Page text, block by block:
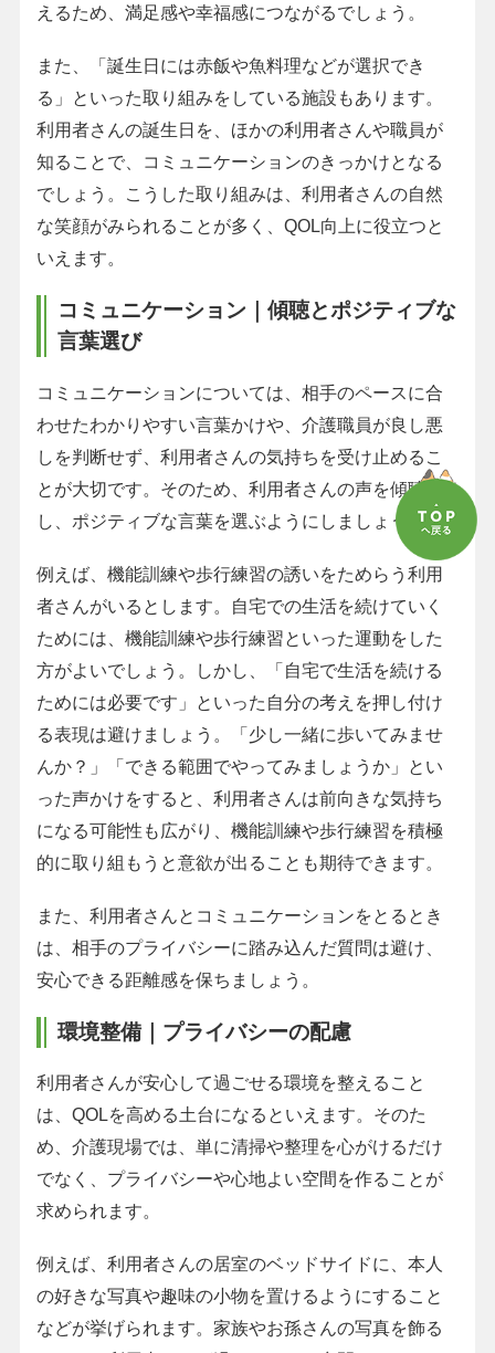
えるため、満足感や幸福感につながるでしょう。
また、「誕生日には赤飯や魚料理などが選択でき
る」といった取り組みをしている施設もあります。
利用者さんの誕生日を、ほかの利用者さんや職員が
知ることで、コミュニケーションのきっかけとなる
でしょう。こうした取り組みは、利用者さんの自然
な笑顔がみられることが多く、QOL向上に役立つと
いえます。
コミュニケーション｜傾聴とポジティブな
言葉選び
コミュニケーションについては、相手のペースに合
わせたわかりやすい言葉かけや、介護職員が良し悪
しを判断せず、利用者さんの気持ちを受け止めるこ
とが大切です。そのため、利用者さんの声を傾聴
し、ポジティブな言葉を選ぶようにしましょう。
例えば、機能訓練や歩行練習の誘いをためらう利用
者さんがいるとします。自宅での生活を続けていく
ためには、機能訓練や歩行練習といった運動をした
方がよいでしょう。しかし、「自宅で生活を続ける
ためには必要です」といった自分の考えを押し付け
る表現は避けましょう。「少し一緒に歩いてみませ
んか？」「できる範囲でやってみましょうか」とい
った声かけをすると、利用者さんは前向きな気持ち
になる可能性も広がり、機能訓練や歩行練習を積極
的に取り組もうと意欲が出ることも期待できます。
また、利用者さんとコミュニケーションをとるとき
は、相手のプライバシーに踏み込んだ質問は避け、
安心できる距離感を保ちましょう。
環境整備｜プライバシーの配慮
利用者さんが安心して過ごせる環境を整えること
は、QOLを高める土台になるといえます。そのた
め、介護現場では、単に清掃や整理を心がけるだけ
でなく、プライバシーや心地よい空間を作ることが
求められます。
例えば、利用者さんの居室のベッドサイドに、本人
の好きな写真や趣味の小物を置けるようにすること
などが挙げられます。家族やお孫さんの写真を飾る